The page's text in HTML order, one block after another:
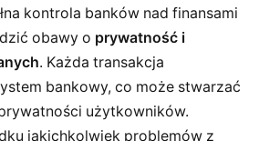
kontrola banków nad finansami
obawy o prywatność i
. Każda transakcja
bankowy, co może stwarzać
użytkowników.
jakichkolwiek problemów z